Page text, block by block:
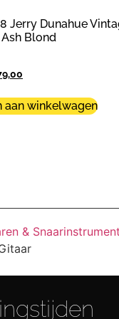
Jerry Dunahue
Blond
aan winkelwagen
&